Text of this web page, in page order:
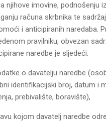
njihove imovine, podnošenju
računa skrbnika te
i anticipiranih naredaba.
pravilniku, obvezan
naredbe je sljedeći:
o davatelju naredbe
identifikacijski broj, datum i
prebivalište, boravište),
kojom davatelj naredbe